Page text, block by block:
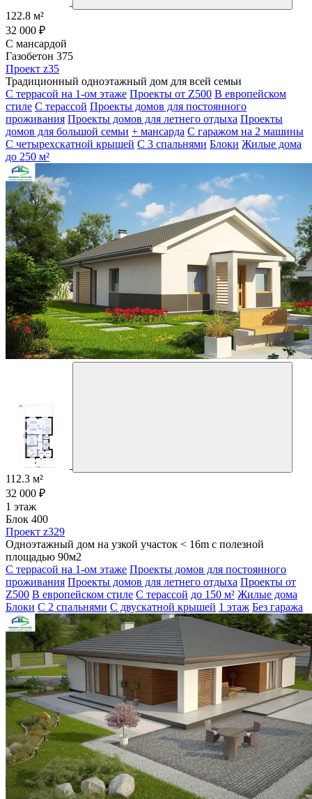
122.8 м²
32 000 ₽
С мансардой
Газобетон 375
Проект z35
Традиционный одноэтажный дом для всей семьи
С террасой на 1-ом этаже Проекты от Z500 В европейском
стиле С терассой Проекты домов для постоянного
проживания Проекты домов для летнего отдыха Проекты
домов для большой семьи + мансарда С гаражом на 2 машины
С четырехскатной крышей С 3 спальнями Блоки Жилые дома
до 250 м²
112.3 м²
32 000 ₽
1 этаж
Блок 400
Проект z329
Одноэтажный дом на узкой участок < 16m с полезной
площадью 90м2
С террасой на 1-ом этаже Проекты домов для постоянного
проживания Проекты домов для летнего отдыха Проекты от
Z500 В европейском стиле С терассой до 150 м² Жилые дома
Блоки С 2 спальнями С двускатной крышей 1 этаж Без гаража